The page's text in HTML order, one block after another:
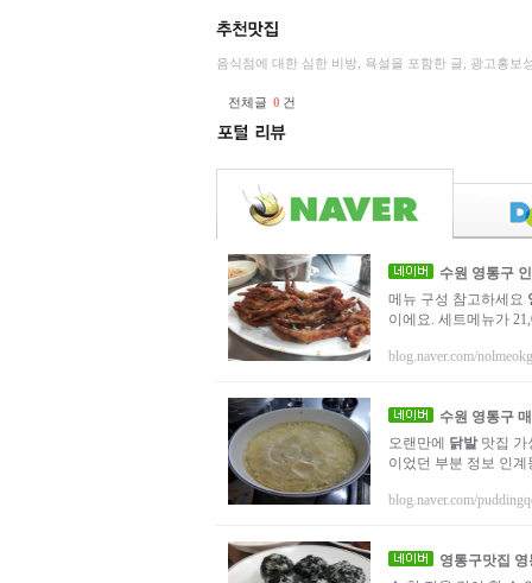
음식점에 대한 심한 비방, 욕설을 포함한 글, 광고홍
전체글 0 건
수원 영통구
메뉴 구성 참고하세요
이에요. 세트메뉴가
blog.naver.com/
수원 영통구
오랜만에 닭발 맛집
이었던 부분 정보 인계
blog.naver.com/
영통구맛집 영